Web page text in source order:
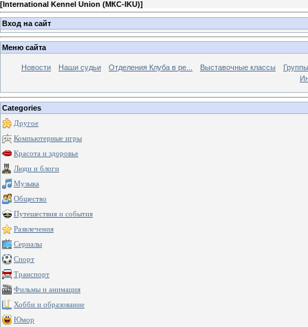
[International Kennel Union (МКС-IKU)]
Вход на сайт
Меню сайта
Новости Наши судьи Отделения Клуба в ре... Выставочные классы
Categories
Другое
Компьютерные игры
Красота и здоровье
Люди и блоги
Музыка
Общество
Путешествия и события
Развлечения
Сериалы
Спорт
Транспорт
Фильмы и анимация
Хобби и образование
Юмор